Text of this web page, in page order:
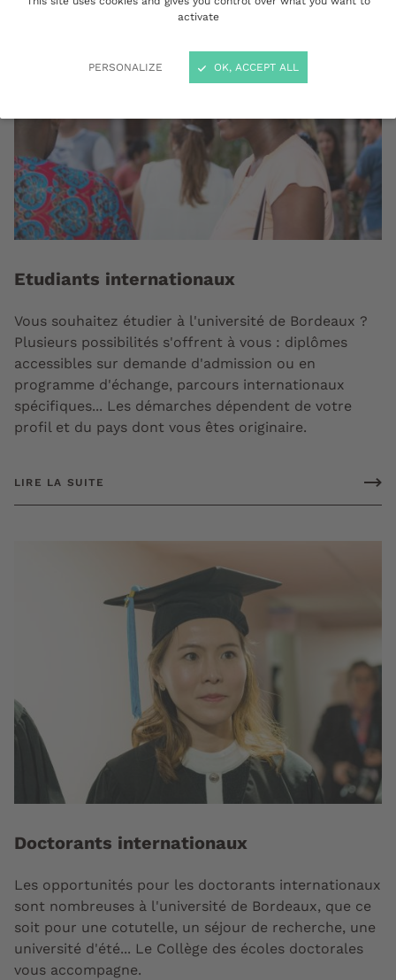
activate
PERSONALIZE OK, ACCEPT ALL
Etudiants internationaux
Vous souhaitez étudier à l'université de Bordeaux ?
Plusieurs possibilités s'offrent à vous : diplômes
accessibles sur demande d'admission ou en
programme d'échange, parcours internationaux
spécifiques... Les démarches dépendent de votre
profil et du pays dont vous êtes originaire.
LIRE LA SUITE
Doctorants internationaux
Les opportunités pour les doctorants internationaux
sont nombreuses à l'université de Bordeaux, que ce
soit pour une cotutelle, un séjour de recherche, une
université d'été... Le Collège des écoles doctorales
vous accompagne.